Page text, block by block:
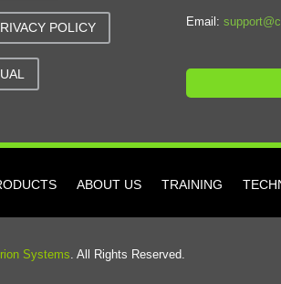
POLICY Email:
ABOUT US TRAINING
Systems. All Rights Reserved.